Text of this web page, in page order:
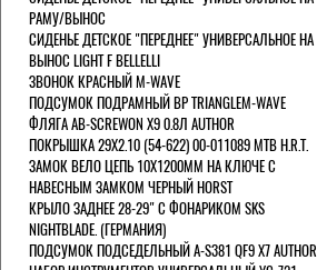
РАМУ/ВЫНОС
СИДЕНЬЕ ДЕТСКОЕ "ПЕРЕДНЕЕ" УНИВЕРСАЛЬНОЕ НА
ВЫНОС LIGHT F BELLELLI
ЗВОНОК КРАСНЫЙ M-WAVE
ПОДСУМОК ПОДРАМНЫЙ BP TRIANGLEM-WAVE
ФЛЯГА AB-SCREWON X9 0.8Л AUTHOR
ПОКРЫШКА 29X2.10 (54-622) 00-011089 MTB H.R.T.
ЗАМОК ВЕЛО ЦЕПЬ 10Х1200ММ НА КЛЮЧЕ С
НАВЕСНЫМ ЗАМКОМ ЧЕРНЫЙ HORST
КРЫЛО ЗАДНЕЕ 28-29" С ФОНАРИКОМ SKS
NIGHTBLADE. (ГЕРМАНИЯ)
ПОДСУМОК ПОДСЕДЕЛЬНЫЙ A-S381 QF9 X7 AUTHOR